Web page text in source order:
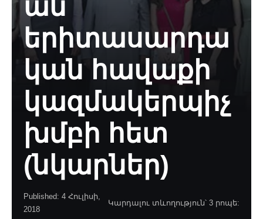
ան
երիտասարդա
կան հավաքի
կազմակերպիչ
խմբի հետ
(նկարներ)
Published: 4 Հուլիսի,
2018
Կարդալու տևողություն՝ 3 րոպե: